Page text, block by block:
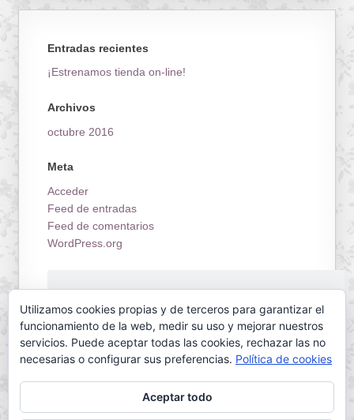
Entradas recientes
¡Estrenamos tienda on-line!
Archivos
octubre 2016
Meta
Acceder
Feed de entradas
Feed de comentarios
WordPress.org
Servilletas Mallorca © 2026. All Rights Reserved.
Utilizamos cookies propias y de terceros para garantizar el
funcionamiento de la web, medir su uso y mejorar nuestros
servicios. Puede aceptar todas las cookies, rechazar las no
necesarias o configurar sus preferencias. Política de cookies
Aceptar todo